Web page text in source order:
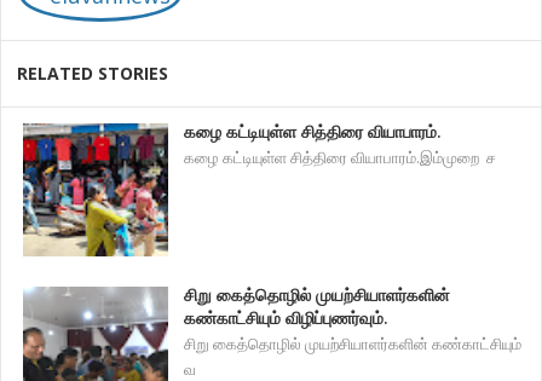
RELATED STORIES
கழை கட்டியுள்ள சித்திரை வியாபாரம்.
கழை கட்டியுள்ள சித்திரை வியாபாரம்.இம்முறை ச
சிறு கைத்தொழில் முயற்சியாளர்களின்
கண்காட்சியும் விழிப்புணர்வும்.
சிறு கைத்தொழில் முயற்சியாளர்களின் கண்காட்சியும்
வ